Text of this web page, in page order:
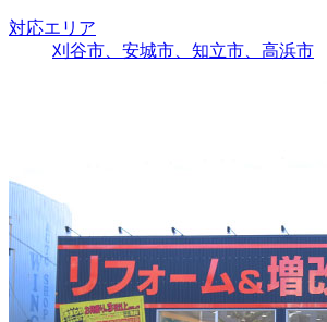
対応エリア
刈谷市、安城市、知立市、高浜市